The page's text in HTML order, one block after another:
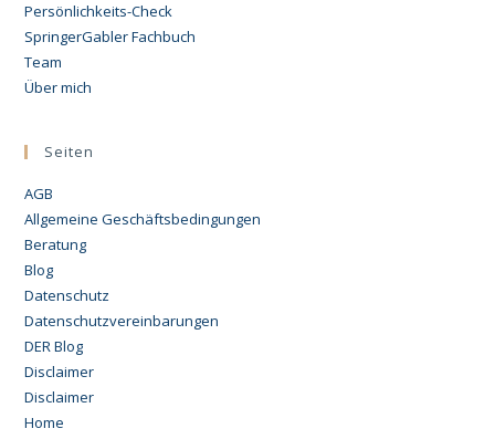
Persönlichkeits-Check
SpringerGabler Fachbuch
Team
Über mich
Seiten
AGB
Allgemeine Geschäftsbedingungen
Beratung
Blog
Datenschutz
Datenschutzvereinbarungen
DER Blog
Disclaimer
Disclaimer
Home